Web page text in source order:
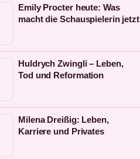
Emily Procter heute: Was
macht die Schauspielerin jetzt
Huldrych Zwingli – Leben,
Tod und Reformation
Milena Dreißig: Leben,
Karriere und Privates